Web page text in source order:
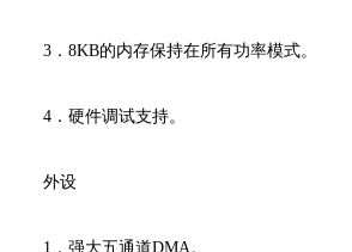
3．8KB的内存保持在所有功率模式。
4．硬件调试支持。
外设
1．强大五通道DMA。